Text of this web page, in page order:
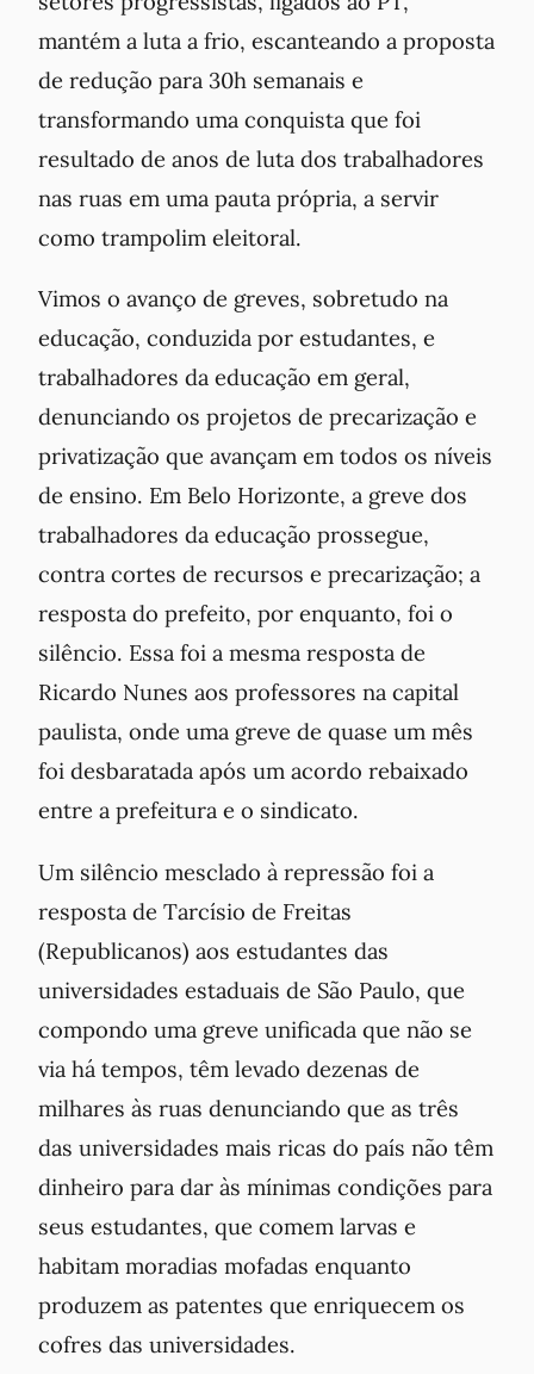
mantém a luta a frio, escanteando a proposta
de redução para 30h semanais e
transformando uma conquista que foi
resultado de anos de luta dos trabalhadores
nas ruas em uma pauta própria, a servir
como trampolim eleitoral.
Vimos o avanço de greves, sobretudo na
educação, conduzida por estudantes, e
trabalhadores da educação em geral,
denunciando os projetos de precarização e
privatização que avançam em todos os níveis
de ensino. Em Belo Horizonte, a greve dos
trabalhadores da educação prossegue,
contra cortes de recursos e precarização; a
resposta do prefeito, por enquanto, foi o
silêncio. Essa foi a mesma resposta de
Ricardo Nunes aos professores na capital
paulista, onde uma greve de quase um mês
foi desbaratada após um acordo rebaixado
entre a prefeitura e o sindicato.
Um silêncio mesclado à repressão foi a
resposta de Tarcísio de Freitas
(Republicanos) aos estudantes das
universidades estaduais de São Paulo, que
compondo uma greve unificada que não se
via há tempos, têm levado dezenas de
milhares às ruas denunciando que as três
das universidades mais ricas do país não têm
dinheiro para dar às mínimas condições para
seus estudantes, que comem larvas e
habitam moradias mofadas enquanto
produzem as patentes que enriquecem os
cofres das universidades.